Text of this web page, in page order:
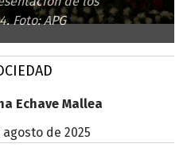
Foto: APG
Echave Mallea
agosto de 2025